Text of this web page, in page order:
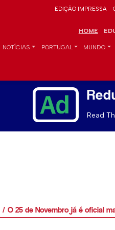
EDIÇÃO IMPRESSA
HOME
NOTÍCIAS PORTUGAL MUNDO
Read
O 25 de Novembro já é oficial